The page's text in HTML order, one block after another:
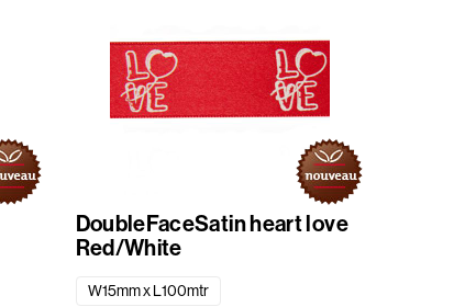
DoubleFaceSatin heart love
Red/White
W15mm x L100mtr